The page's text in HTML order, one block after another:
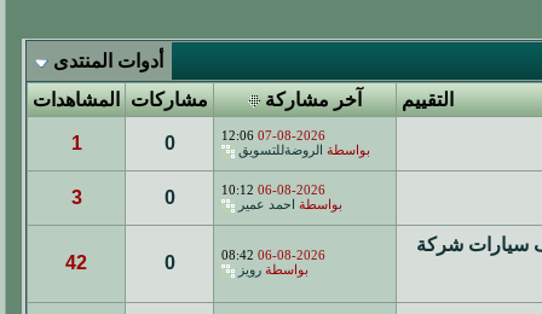
أدوات المنتدى
التقييم
آخر مشاركة مشاركات المشاهدات
07-08-2026
12:06
بواسطة
الروضةللتسويق 0
1
06-08-2026
10:12
بواسطة
احمد عمير 0
3
مظلات مواقف سيارات شركة
06-08-2026
08:42
بواسطة رويز 0
42